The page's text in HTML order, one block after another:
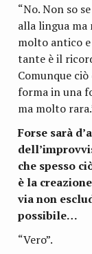
“No. Non so
alla lin­gua ma
molto antico
tante è il
Comun­que
forma in una
ma molto
Forse sarà
che spesso
è la
via non
possibile…
“Vero”.